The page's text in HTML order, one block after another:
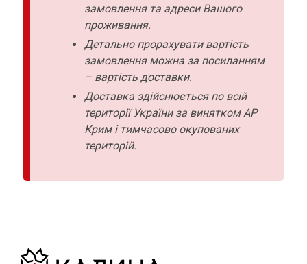
замовлення та адреси Вашого
проживання.
Детально прорахувати вартість
замовлення можна за посиланням
– вартість доставки.
Доставка здійснюється по всій
території України за винятком АР
Крим і тимчасово окупованих
територій.